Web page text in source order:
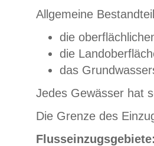
Allgemeine
die
die
das
Jedes Gewässer hat
Die Grenze des